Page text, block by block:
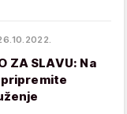
ZA SLAVU: Na